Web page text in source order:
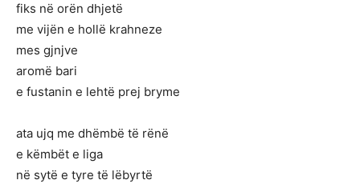
fiks në orën dhjetë
me vijën e hollë krahneze
mes gjnjve
aromë bari
e fustanin e lehtë prej bryme
ata ujq me dhëmbë të rënë
e këmbët e liga
në sytë e tyre të lëbyrtë